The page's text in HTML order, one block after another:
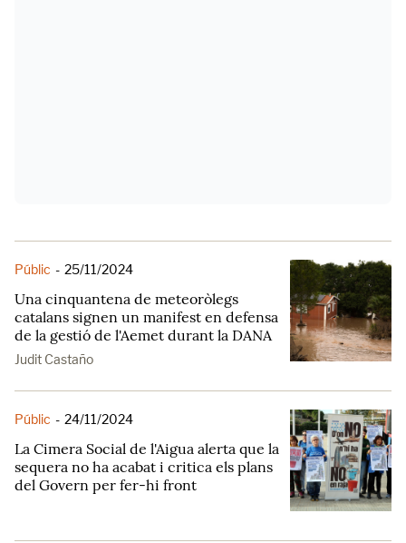
Públic - 25/11/2024
Una cinquantena de meteoròlegs
catalans signen un manifest en defensa
de la gestió de l'Aemet durant la DANA
Judit Castaño
Públic - 24/11/2024
La Cimera Social de l'Aigua alerta que la
sequera no ha acabat i critica els plans
del Govern per fer-hi front